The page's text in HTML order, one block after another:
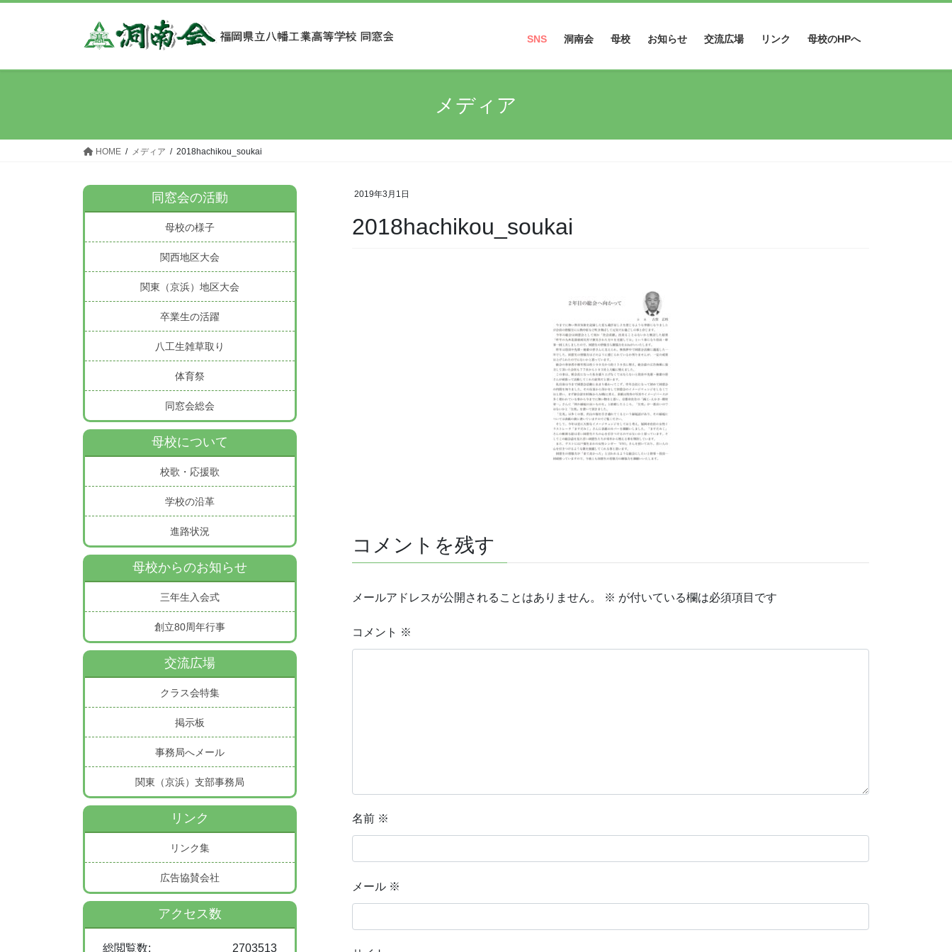
ッ
移
SNS
Facebook
Instagram
洞南会 母校 お知らせ 交流広場 リンク 母校のHPへ
メディア
HOME メディア 2018hachikou_soukai
2019年3月1日
2018hachikou_soukai
コメントを残す
メールアドレスが公開されることはありません。 ※ が付いている欄は必須項目です
コメント ※
名前 ※
メール ※
同窓会の活動
母校の様子
関西地区大会
関東（京浜）地区大会
卒業生の活躍
八工生雑草取り
体育祭
同窓会総会
母校について
校歌・応援歌
学校の沿革
進路状況
母校からのお知らせ
三年生入会式
創立80周年行事
交流広場
クラス会特集
掲示板
事務局へメール
関東（京浜）支部事務局
リンク
リンク集
広告協賛会社
アクセス数
2703513
総閲覧数: